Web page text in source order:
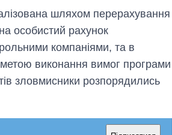
шляхом перерахування
особистий рахунок
компаніями, та в
виконання вимог програми
зловмисники розпорядились